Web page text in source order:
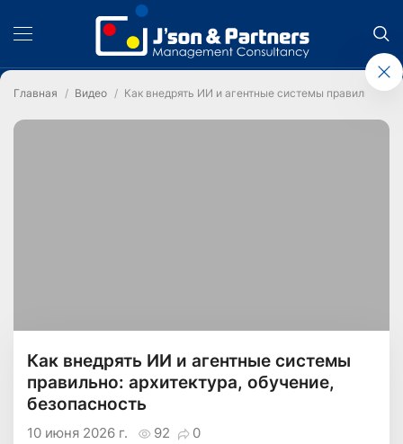
Главная Видео Как внедрять ИИ и агентные системы правильно:
Как внедрять ИИ и агентные системы
правильно: архитектура, обучение,
безопасность
92 0
10 июня 2026 г.